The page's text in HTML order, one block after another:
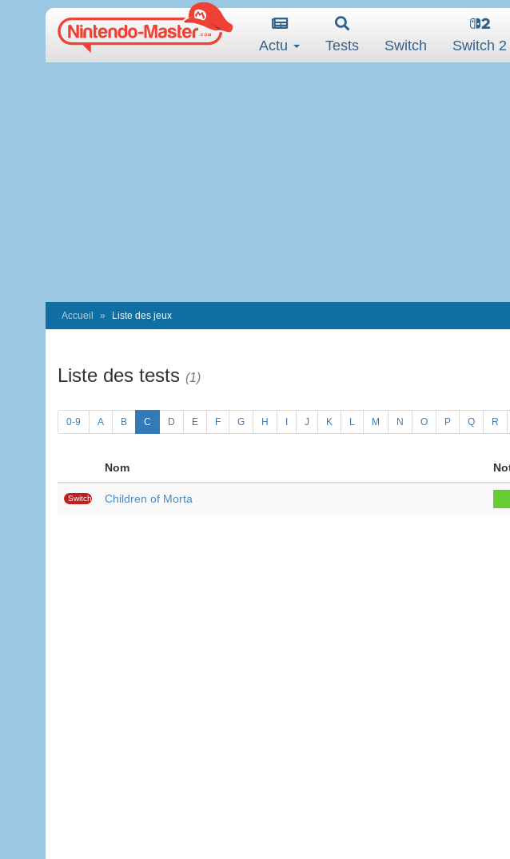
Actu Tests Switch Switch 2
Accueil Liste des jeux
Liste des tests (1)
0-9 A B C D E F G H J K L M N O P Q R
Nom
Switch Children of Morta